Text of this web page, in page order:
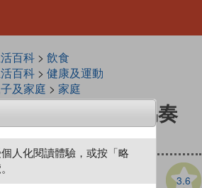
百科> 飲食
百科> 健康及運動
及家庭 > 家庭
列 03 大小朋友協奏
品篇
3.6
人化閱讀體驗，或按「略